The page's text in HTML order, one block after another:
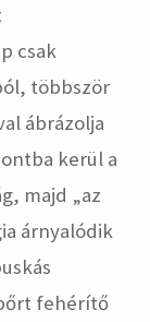
csak
többször
ábrázolja
kerül a
majd „az
árnyalódik
fehérítő